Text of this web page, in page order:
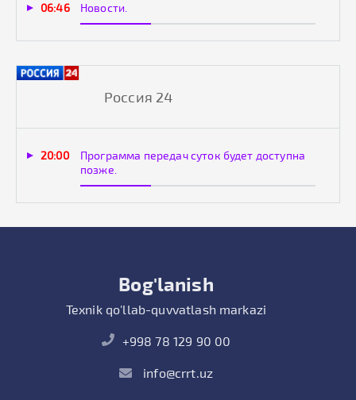
06:46 Новости.
Россия 24
20:00
Программа передач суток будет доступна
позже.
Bog'lanish
Texnik qo'llab-quvvatlash markazi
+998 78 129 90 00
info@crrt.uz